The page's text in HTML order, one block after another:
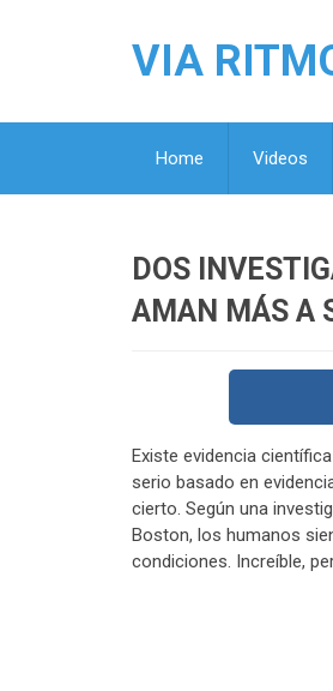
VIA
Home Videos
DOS
AMAN MÁS A
Existe evidencia
serio basado en
cierto. Según una
Boston, los humanos
condiciones. Increíble,